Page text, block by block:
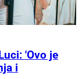
'Ovo je
i